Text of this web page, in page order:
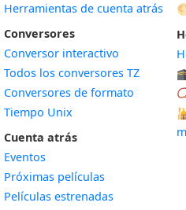
Herramientas de cuenta atrás
Conversores
Conversor interactivo
Todos los conversores TZ
Conversores de formato
Tiempo Unix
Cuenta atrás
Eventos
Próximas películas
Películas estrenadas